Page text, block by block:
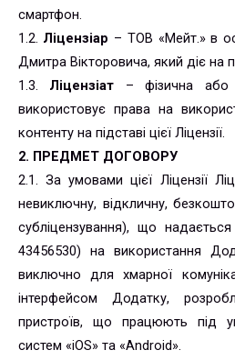
смартфон.
1.2. Ліцензіар – ТОВ «Мейт.» в
Дмитра Вікторовича, який діє на
1.3. Ліцензіат – фізична або
використовує права на
контенту на підставі цієї Ліцензії.
2. ПРЕДМЕТ ДОГОВОРУ
2.1. За умовами цієї Ліцензії
невиключну, відкличну,
субліцензування), що
43456530) на використання
виключно для хмарної
інтерфейсом Додатку,
пристроїв, що працюють під
систем «iOS» та «Android».